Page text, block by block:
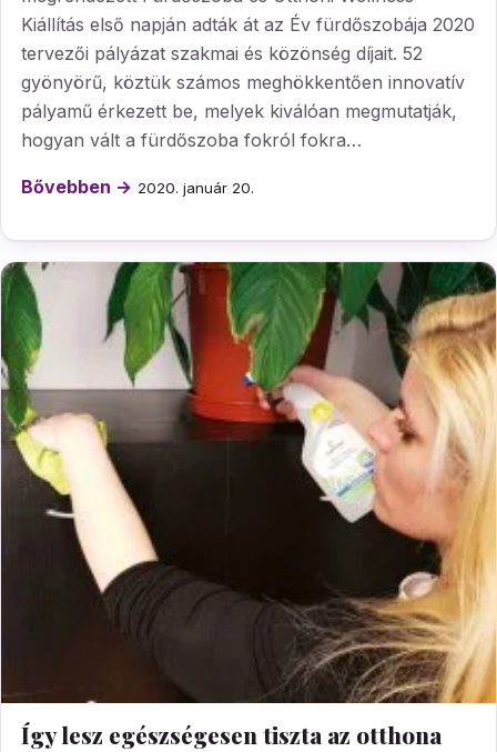
Kiállítás első napján adták át az Év fürdőszobája 2020
tervezői pályázat szakmai és közönség díjait. 52
gyönyörű, köztük számos meghökkentően innovatív
pályamű érkezett be, melyek kiválóan megmutatják,
hogyan vált a fürdőszoba fokról fokra…
Bővebben → 2020. január 20.
Így lesz egészségesen tiszta az otthona